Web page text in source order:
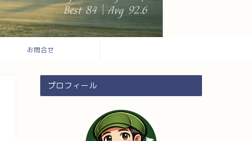
お問合せ
プロフィール